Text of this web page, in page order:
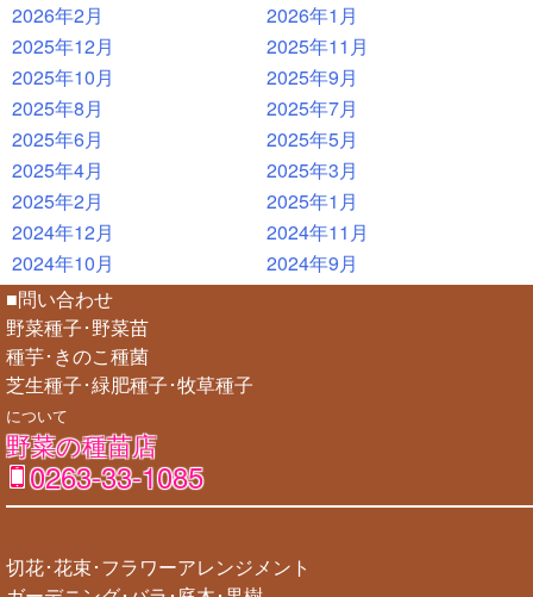
2026年2月
2026年1月
2025年12月
2025年11月
2025年10月
2025年9月
2025年8月
2025年7月
2025年6月
2025年5月
2025年4月
2025年3月
2025年2月
2025年1月
2024年12月
2024年11月
2024年10月
2024年9月
■問い合わせ
野菜種子･野菜苗
種芋･きのこ種菌
芝生種子･緑肥種子･牧草種子
について
野菜の種苗店
0263-33-1085
切花･花束･フラワーアレンジメント